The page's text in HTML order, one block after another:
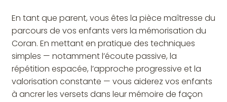
En tant que parent, vous êtes la pièce maîtresse du
parcours de vos enfants vers la mémorisation du
Coran. En mettant en pratique des techniques
simples — notamment l’écoute passive, la
répétition espacée, l’approche progressive et la
valorisation constante — vous aiderez vos enfants
à ancrer les versets dans leur mémoire de façon